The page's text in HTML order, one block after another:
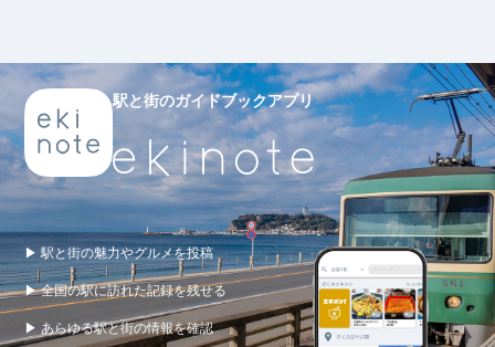
駅と街のガイドブックアプリ
▶ 駅と街の魅力やグルメを投稿
▶ 全国の駅に訪れた記録を残せる
▶ あらゆる駅と街の情報を確認